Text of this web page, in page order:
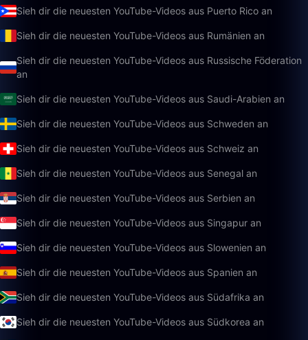
Sieh dir die neuesten YouTube-Videos aus Puerto Rico an
Sieh dir die neuesten YouTube-Videos aus Rumänien an
Sieh dir die neuesten YouTube-Videos aus Russische Föderation
an
Sieh dir die neuesten YouTube-Videos aus Saudi-Arabien an
Sieh dir die neuesten YouTube-Videos aus Schweden an
Sieh dir die neuesten YouTube-Videos aus Schweiz an
Sieh dir die neuesten YouTube-Videos aus Senegal an
Sieh dir die neuesten YouTube-Videos aus Serbien an
Sieh dir die neuesten YouTube-Videos aus Singapur an
Sieh dir die neuesten YouTube-Videos aus Slowenien an
Sieh dir die neuesten YouTube-Videos aus Spanien an
Sieh dir die neuesten YouTube-Videos aus Südafrika an
Sieh dir die neuesten YouTube-Videos aus Südkorea an